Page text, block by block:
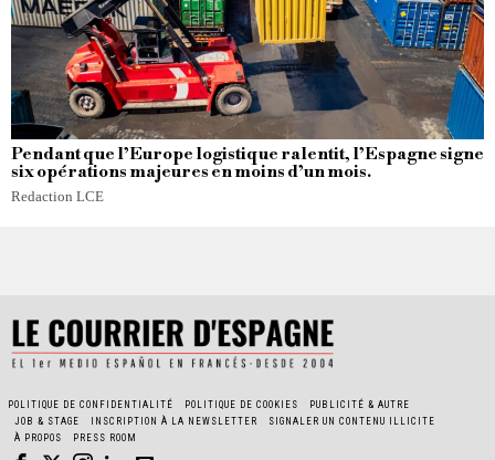
Pendant que l’Europe logistique ralentit, l’Espagne signe
six opérations majeures en moins d’un mois.
Redaction LCE
POLITIQUE DE CONFIDENTIALITÉ POLITIQUE DE COOKIES
PUBLICITÉ & AUTRE
JOB & STAGE
INSCRIPTION À LA NEWSLETTER
SIGNALER UN CONTENU ILLICITE
À PROPOS
PRESS ROOM